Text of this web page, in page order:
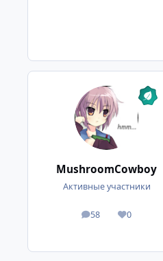
MushroomCowboy
Активные участники
58
посты 0
Репутация